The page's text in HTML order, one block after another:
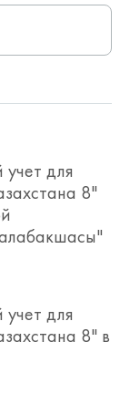
для
8"
для
8" в